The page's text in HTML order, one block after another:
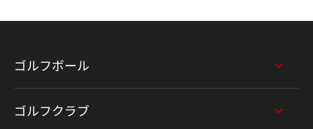
ゴルフボール
ゴルフクラブ